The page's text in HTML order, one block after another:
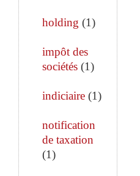
holding (1)
impôt des
sociétés (1)
indiciaire (1)
notification
de taxation
(1)